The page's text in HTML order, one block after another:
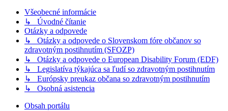
Všeobecné informácie
↳ Úvodné čítanie
Otázky a odpovede
↳ Otázky a odpovede o Slovenskom fóre občanov so
zdravotným postihnutím (SFOZP)
↳ Otázky a odpovede o European Disability Forum (EDF)
↳ Legislatíva týkajúca sa ľudí so zdravotným postihnutím
↳ Európsky preukaz občana so zdravotným postihnutím
↳ Osobná asistencia
Obsah portálu